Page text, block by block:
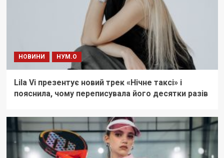
НОВИНИ НУМ.О
Lila Vi презентує новий трек «Нічне таксі» і
пояснила, чому переписувала його десятки разів